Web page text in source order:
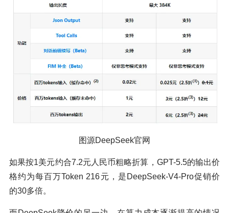
图源DeepSeek官网
如果按1美元约合7.2元人民币粗略折算，GPT-5.5的输出价
格约为每百万Token 216元，是DeepSeek-V4-Pro促销价
的30多倍。